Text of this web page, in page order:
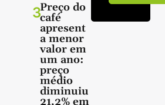
3Preço do
café
apresent
a menor
valor em
um ano:
preço
médio
diminuiu
21,2% em